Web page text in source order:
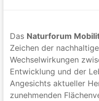
Das Naturforum
Zeichen der
Wechselwirkungen
Entwicklung und der
Angesichts aktueller
zunehmenden